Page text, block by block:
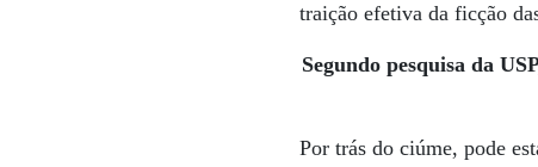
traição efetiva da ficção
Segundo pesquisa da
Por trás do ciúme, pode